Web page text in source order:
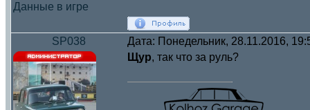
Данные в игре
SP038 Дата: Понедельник, 28.11.2016,
Щур, так что за руль?